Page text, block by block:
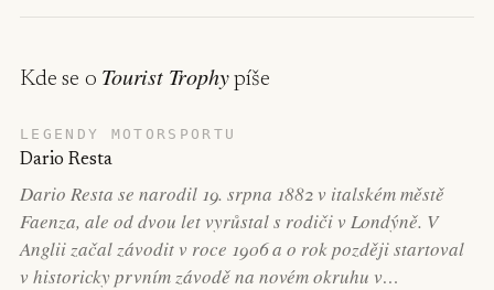
Kde se o Tourist Trophypíše
LEGENDY MOTORSPORTU
Dario Resta
Dario Resta se narodil 19. srpna 1882 v italském městě
Faenza, ale od dvou let vyrůstal s rodiči v Londýně. V
Anglii začal závodit v roce 1906 a o rok později startoval
v historicky prvním závodě na novém okruhu v…